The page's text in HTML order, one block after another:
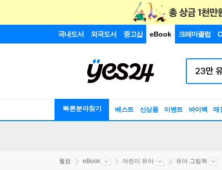
국내도서 외국도서 중고샵 eBook 크레마클럽
빠른분야찾기 베스트 신상품 이벤트 바이백 매
웰컴 eBook 어린이 유아 유아 그림책